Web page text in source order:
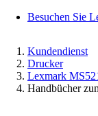
Besuchen Sie
Kundendienst
Drucker
Lexmark
Handbücher